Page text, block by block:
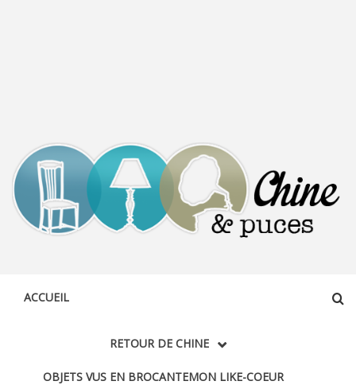
ACCUEIL
RETOUR DE CHINE
OBJETS VUS EN BROCANTEMON LIKE-COEUR